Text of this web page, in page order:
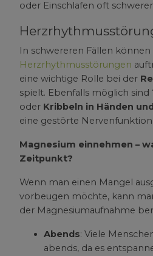
oder Einschlafen oft
In schwereren Fällen können
Herzrhythmusstörungen
eine wichtige Rolle bei der
spielt. Ebenfalls möglich sind
oder Kribbeln in Händen
eine gestörte
Magnesium einnehmen –
Zeitpunkt?
Wenn man einen Mangel
vorbeugen möchte, kann
der Magnesiumaufnahme
Abends: Viele
abends, da es